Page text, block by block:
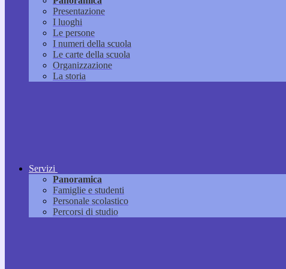
Presentazione
I luoghi
Le persone
I numeri della scuola
Le carte della scuola
Organizzazione
La storia
Servizi
Panoramica
Famiglie e studenti
Personale scolastico
Percorsi di studio